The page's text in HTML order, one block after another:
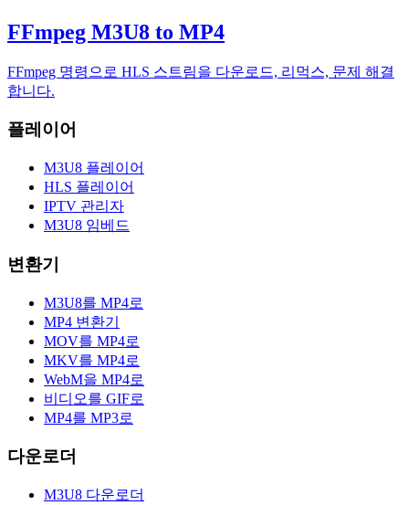
FFmpeg M3U8 to MP4
FFmpeg 명령으로 HLS 스트림을 다운로드, 리먹스, 문제 해결
합니다.
플레이어
M3U8 플레이어
HLS 플레이어
IPTV 관리자
M3U8 임베드
변환기
M3U8를 MP4로
MP4 변환기
MOV를 MP4로
MKV를 MP4로
WebM을 MP4로
비디오를 GIF로
MP4를 MP3로
다운로더
M3U8 다운로더